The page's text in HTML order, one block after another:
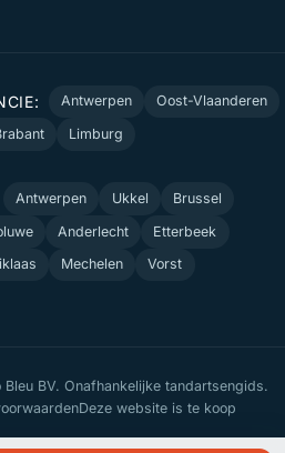
Antwerpen
Oost-Vlaanderen
Limburg
Antwerpen Ukkel
Brussel
Anderlecht
Etterbeek
Mechelen
Vorst
BV. Onafhankelijke tandartsengids.
Deze website is te koop